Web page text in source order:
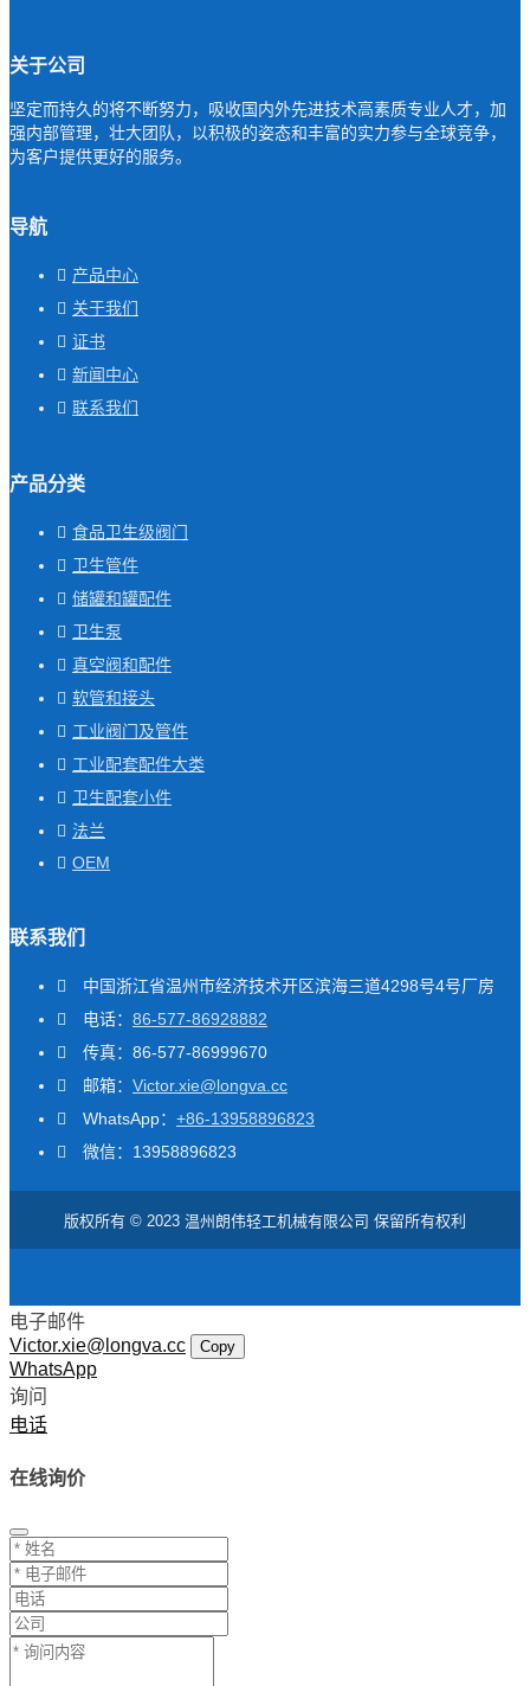
关于公司
坚定而持久的将不断努力，吸收国内外先进技术高素质专业人才，加
强内部管理，壮大团队，以积极的姿态和丰富的实力参与全球竞争，
为客户提供更好的服务。
导航
产品中心
关于我们
证书
新闻中心
联系我们
产品分类
食品卫生级阀门
卫生管件
储罐和罐配件
卫生泵
真空阀和配件
软管和接头
工业阀门及管件
工业配套配件大类
卫生配套小件
法兰
OEM
联系我们
中国浙江省温州市经济技术开区滨海三道4298号4号厂房
电话： 86-577-86928882
传真：86-577-86999670
邮箱： Victor.xie@longva.cc
WhatsApp： +86-13958896823
微信：13958896823
版权所有 © 2023 温州朗伟轻工机械有限公司 保留所有权利
电子邮件
Victor.xie@longva.cc
Copy
WhatsApp
询问
电话
在线询价